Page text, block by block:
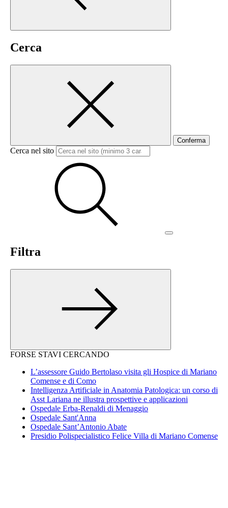
Cerca
Conferma
Cerca nel sito
Filtra
FORSE STAVI CERCANDO
L’assessore Guido Bertolaso visita gli Hospice di Mariano
Comense e di Como
Intelligenza Artificiale in Anatomia Patologica: un corso di
Asst Lariana ne illustra prospettive e applicazioni
Ospedale Erba-Renaldi di Menaggio
Ospedale Sant'Anna
Ospedale Sant’Antonio Abate
Presidio Polispecialistico Felice Villa di Mariano Comense